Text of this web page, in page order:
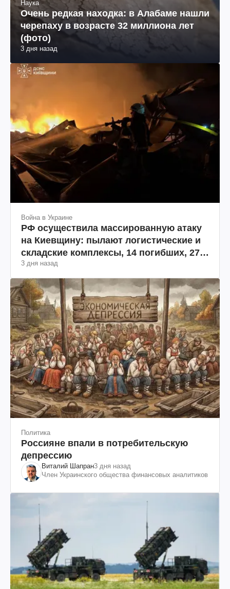
Наука
Очень редкая находка: в Алабаме нашли
черепаху в возрасте 32 миллиона лет
(фото)
3 дня назад
Война в Украине
РФ осуществила массированную атаку
на Киевщину: пылают логистические и
складские комплексы, 14 погибших, 27
раненых (фото, видео)
3 дня назад
Политика
Россияне впали в потребительскую
депрессию
Виталий Шапран3 дня назад
Член Украинского общества финансовых аналитиков